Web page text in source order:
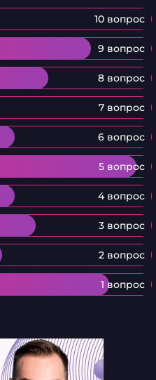
10 вопрос
9 вопрос
8 вопрос
7 вопрос
6 вопрос
5 вопрос
4 вопрос
3 вопрос
2 вопрос
1 вопрос